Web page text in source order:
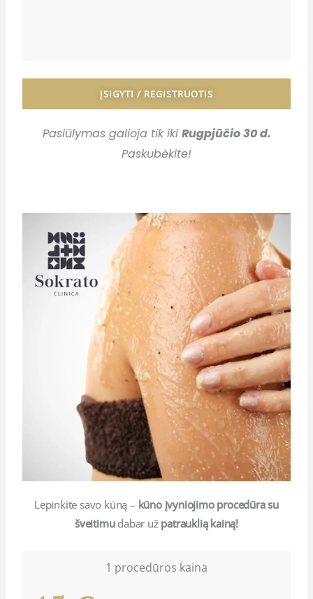
ĮSIGYTI / REGISTRUOTIS
Pasiūlymas galioja tik iki Rugpjūčio 30 d.
Paskubėkite!
Lepinkite savo kūną – kūno įvyniojimo procedūra su
šveitimudabar už patrauklią kainą!
1 procedūros kaina